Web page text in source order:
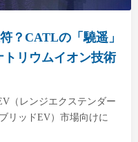
？CATLの「驍遥」
リウムイオン技術
（レンジエクステンダー
リッドEV）市場向けに